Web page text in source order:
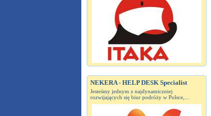
NEKERA - HELP DESK Specialist
Jesteśmy jednym z najdynamiczniej
rozwijających się biur podróży w Polsce,...